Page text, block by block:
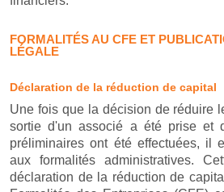
FORMALITÉS AU CFE ET
LÉGALE
Déclaration de la réduction de capital
Une fois que la décision de réduire
sortie d'un associé a été prise et
préliminaires ont été effectuées, il
aux formalités administratives.
déclaration de la réduction de